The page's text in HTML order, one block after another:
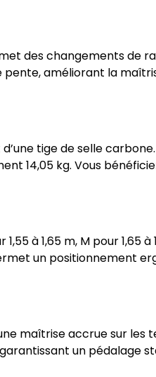
des changements de
pente, améliorant la
tige de selle
14,05 kg. Vous
à 1,65 m, M pour 1,65 à
un positionnement
maîtrise accrue sur les
un pédalage